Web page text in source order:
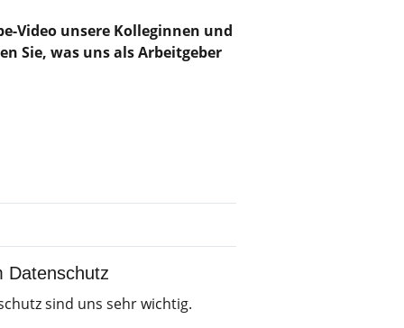
Video unsere Kolleginnen und
Sie, was uns als Arbeitgeber
Datenschutz
sind uns sehr wichtig.